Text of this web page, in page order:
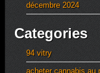
décembre 2024
Categories
94 vitry
acheter cannabis au